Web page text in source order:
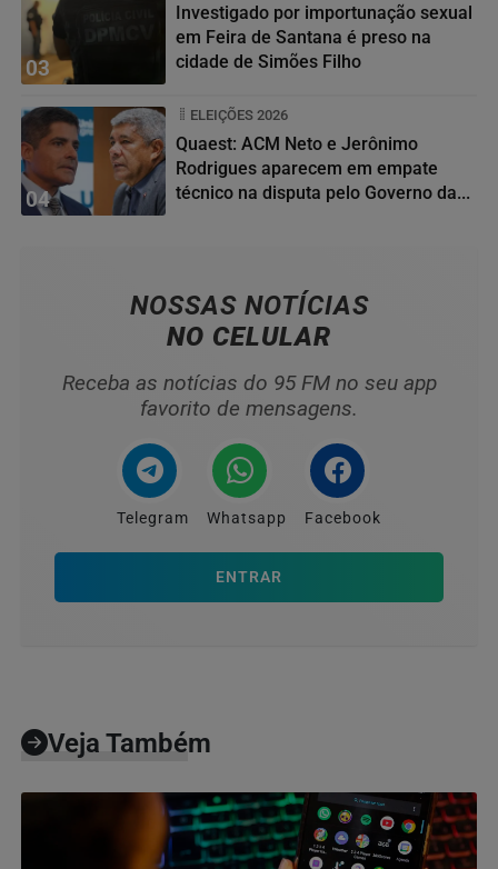
03
Investigado por importunação sexual
em Feira de Santana é preso na
cidade de Simões Filho
04
ELEIÇÕES 2026
Quaest: ACM Neto e Jerônimo
Rodrigues aparecem em empate
técnico na disputa pelo Governo da...
NOSSAS NOTÍCIAS
NO CELULAR
Receba as notícias do 95 FM no seu app
favorito de mensagens.
Telegram Whatsapp Facebook
ENTRAR
Veja Também